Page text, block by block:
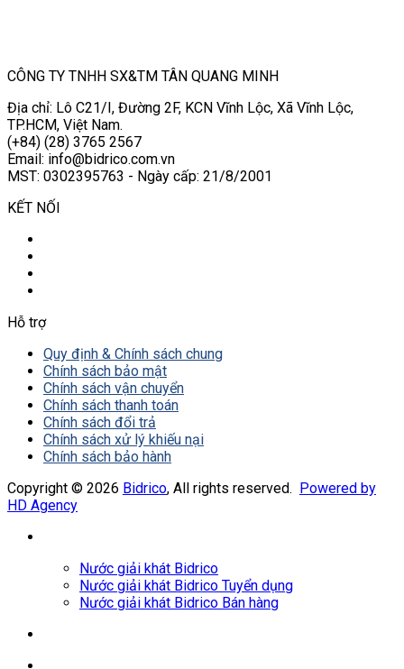
CÔNG TY TNHH SX&TM TÂN QUANG MINH
Địa chỉ: Lô C21/I, Đường 2F, KCN Vĩnh Lộc, Xã Vĩnh Lộc,
TP.HCM, Việt Nam.
(+84) (28) 3765 2567
Email: info@bidrico.com.vn
MST: 0302395763 - Ngày cấp: 21/8/2001
KẾT NỐI
Hỗ trợ
Quy định & Chính sách chung
Chính sách bảo mật
Chính sách vận chuyển
Chính sách thanh toán
Chính sách đổi trả
Chính sách xử lý khiếu nại
Chính sách bảo hành
Copyright © 2026 Bidrico, All rights reserved. Powered by
HD Agency
Nước giải khát Bidrico
Nước giải khát Bidrico Tuyển dụng
Nước giải khát Bidrico Bán hàng